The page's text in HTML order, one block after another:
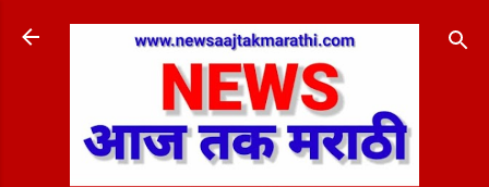
Skip to main content